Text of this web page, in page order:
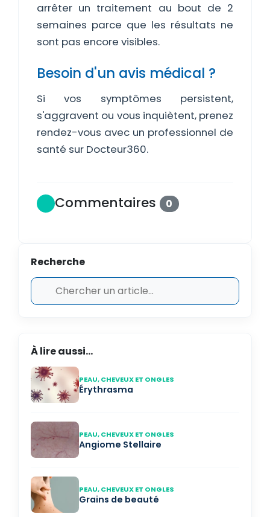
arrêter un traitement au bout de 2
semaines parce que les résultats ne
sont pas encore visibles.
Besoin d'un avis médical ?
Si vos symptômes persistent,
s'aggravent ou vous inquiètent, prenez
rendez-vous avec un professionnel de
santé sur Docteur360.
Commentaires 0
Recherche
À lire aussi...
PEAU, CHEVEUX ET ONGLES
Érythrasma
PEAU, CHEVEUX ET ONGLES
Angiome Stellaire
PEAU, CHEVEUX ET ONGLES
Grains de beauté